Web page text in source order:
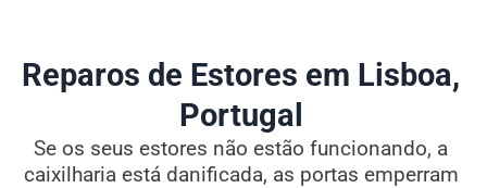
Reparos de Estores em Lisboa,
Portugal
Se os seus estores não estão funcionando, a
caixilharia está danificada, as portas emperram